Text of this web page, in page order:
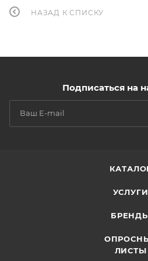
НАЗАД К СПИСКУ
Подписаться на
УСЛУГИ
ЛИСТЫ